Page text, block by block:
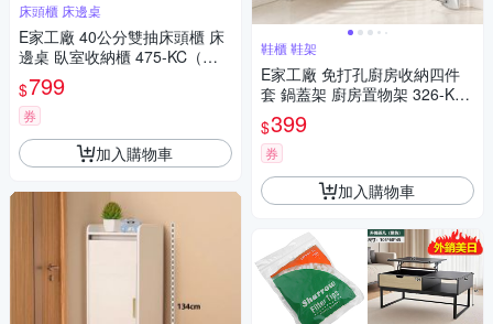
床頭櫃 床邊桌
E家工廠 40公分雙抽床頭櫃 床
邊桌 臥室收納櫃 475-KC（白
色）
$799
券
加入購物車
鞋櫃 鞋架
E家工廠 免打孔廚房收納四件
套 鍋蓋架 廚房置物架 326-KC
（黑色）
$399
券
加入購物車